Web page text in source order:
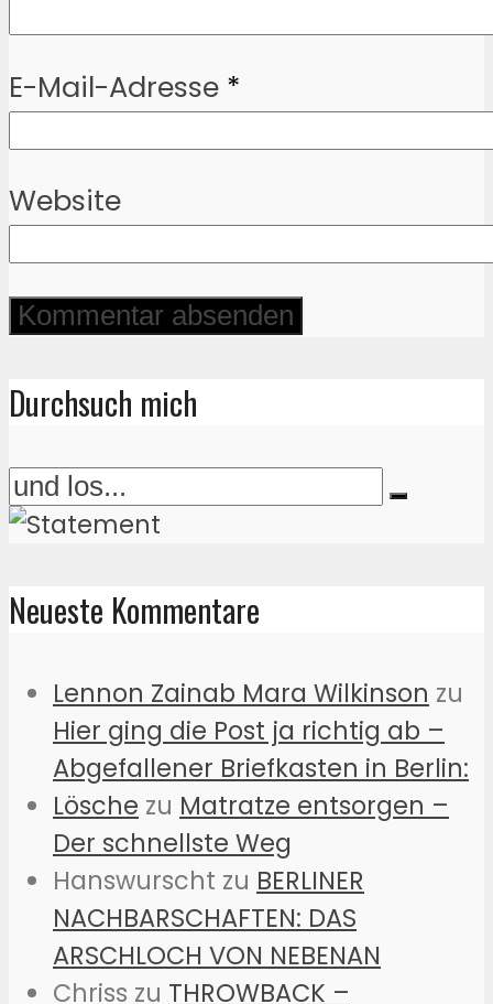
E-Mail-Adresse *
Website
Durchsuch mich
Neueste Kommentare
Lennon Zainab Mara Wilkinson zu
Hier ging die Post ja richtig ab –
Abgefallener Briefkasten in Berlin:
Lösche zu Matratze entsorgen –
Der schnellste Weg
Hanswurscht zu BERLINER
NACHBARSCHAFTEN: DAS
ARSCHLOCH VON NEBENAN
Chriss zu THROWBACK –